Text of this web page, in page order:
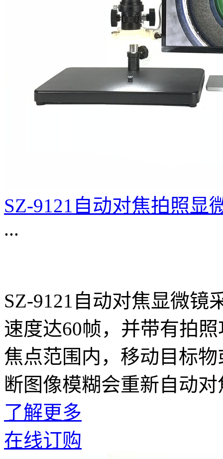
SZ-9121自动对焦拍照显
...
SZ-9121自动对焦显微镜
速度达60帧，并带有拍
焦点范围内，移动目标
断图像模糊会重新自动
了解更多
在线订购